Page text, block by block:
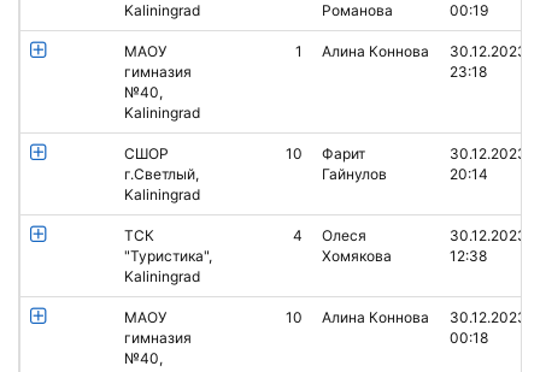
Kaliningrad
Романова
00:19
МАОУ
гимназия
№40,
Kaliningrad
1 Алина Коннова
30.12.2023
23:18
СШОР
г.Светлый,
Kaliningrad
10
Фарит
Гайнулов
30.12.2023
20:14
ТСК
"Туристика",
Kaliningrad
4
Олеся
Хомякова
30.12.2023
12:38
МАОУ
гимназия
№40,
10 Алина Коннова
30.12.2023
00:18